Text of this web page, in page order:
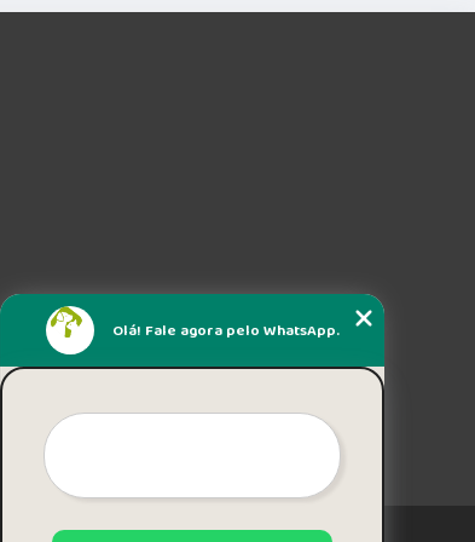
Olá! Fale agora pelo WhatsApp.